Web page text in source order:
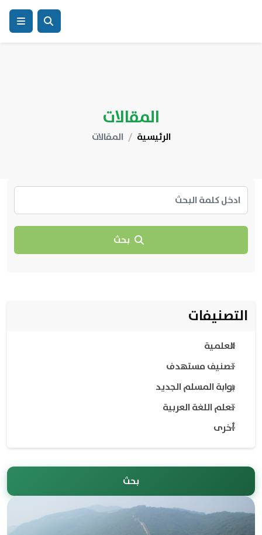
المقالات
الرئيسية المقالات
بحث
التصنيفات
العلمية
تصنيف مستهدف
بوابة المسلم الجديد
تعلم اللغة العربية
أخرى
بحث